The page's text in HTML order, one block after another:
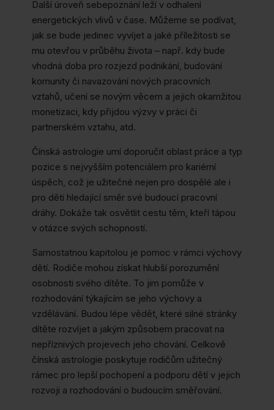
Další úroveň sebepoznání leží v odhalení
energetických vlivů v čase. Můžeme se podívat,
jak se bude jedinec vyvíjet a jaké příležitosti se
mu otevřou v průběhu života – např. kdy bude
vhodná doba pro rozjezd podnikání, budování
komunity či navazování nových pracovních
vztahů, učení se novým věcem a jejich okamžitou
monetizaci, kdy přijdou výzvy v práci či
partnerském vztahu, atd.
Čínská astrologie umí doporučit oblast práce a typ
pozice s nejvyšším potenciálem pro kariérní
úspěch, což je užitečné nejen pro dospělé ale i
pro děti hledající směr své budoucí pracovní
dráhy. Dokáže tak osvětlit cestu těm, kteří tápou
v otázce svých schopností.
Samostatnou kapitolou je pomoc v rámci výchovy
dětí. Rodiče mohou získat hlubší porozumění
osobnosti svého dítěte. To jim pomůže v
rozhodování týkajícím se jeho výchovy a
vzdělávání. Budou lépe vědět, které silné stránky
dítěte rozvíjet a jakým způsobem pracovat na
nepříznivých projevech jeho chování. Celkově
čínská astrologie poskytuje rodičům užitečný
rámec pro lepší pochopení a podporu dětí v jejich
rozvoji a rozhodování o budoucím směřování.